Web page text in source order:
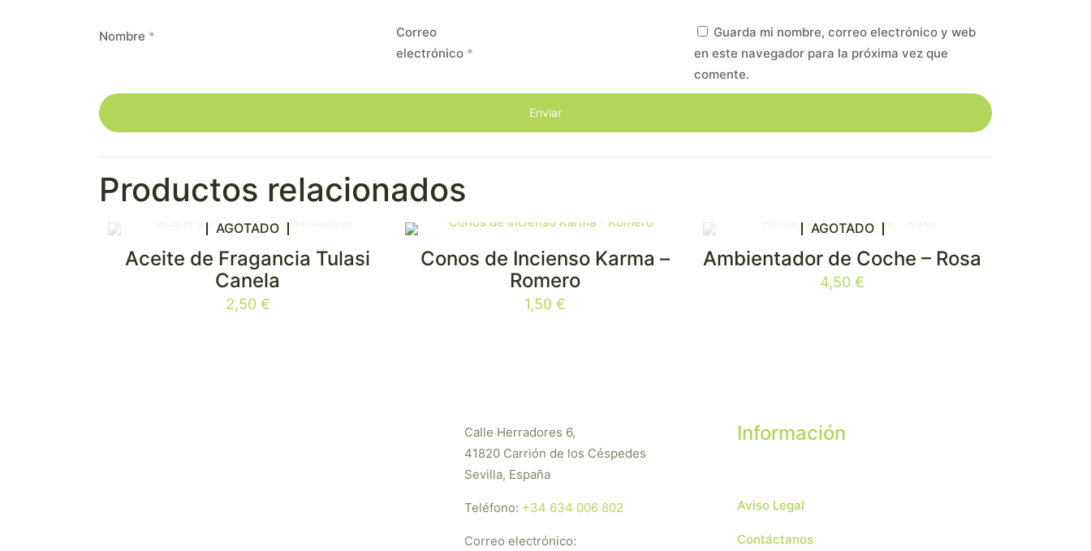
Nombre *
Correo
electrónico *
Guarda mi nombre, correo electrónico y web
en este navegador para la próxima vez que
comente.
Productos relacionados
AGOTADO
Aceite de Fragancia Tulasi
Canela
2,50 €
Conos de Incienso Karma –
Romero
1,50 €
AGOTADO
Ambientador de Coche – Rosa
4,50€
Calle Herradores 6,
41820 Carrión de los Céspedes
Sevilla, España
Teléfono: +34 634 006 802
Correo electrónico:
Información
Aviso Legal
Contáctanos